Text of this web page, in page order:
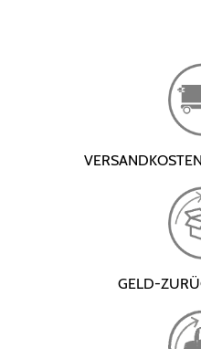
GELD-